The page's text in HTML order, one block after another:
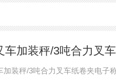
车加装秤/3吨合力叉
加装秤/3吨合力叉车纸卷夹电子